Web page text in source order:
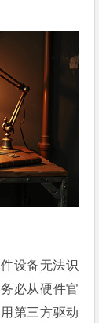
设备无法识
必从硬件官
第三方驱动